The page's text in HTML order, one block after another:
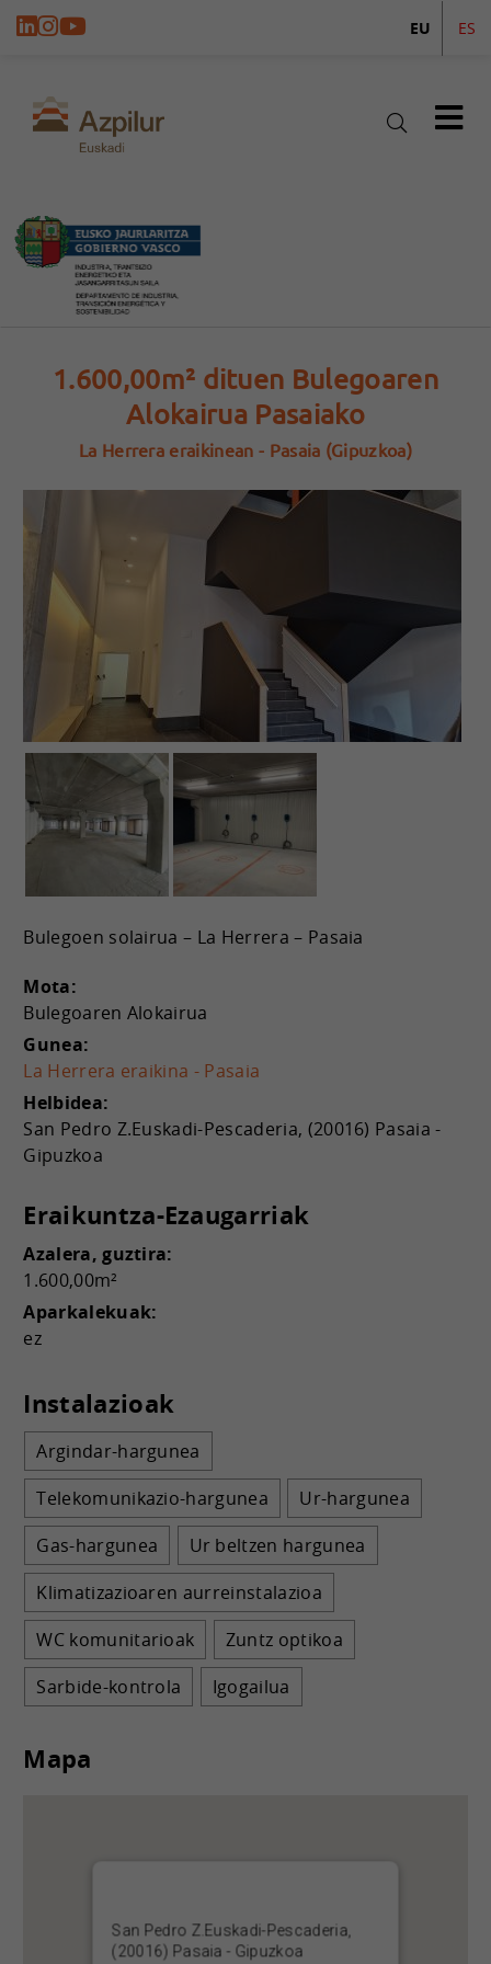
EU ES
1.600,00m² dituen Bulegoaren
Alokairua Pasaiako
La Herrera eraikinean - Pasaia (Gipuzkoa)
Bulegoen solairua – La Herrera – Pasaia
Mota:
Bulegoaren Alokairua
Gunea:
La Herrera eraikina - Pasaia
Helbidea:
San Pedro Z.Euskadi-Pescaderia, (20016) Pasaia -
Gipuzkoa
Eraikuntza-Ezaugarriak
Azalera, guztira:
1.600,00m²
Aparkalekuak:
ez
Instalazioak
Argindar-hargunea
Telekomunikazio-hargunea
Ur-hargunea
Gas-hargunea
Ur beltzen hargunea
Klimatizazioaren aurreinstalazioa
WC komunitarioak
Zuntz optikoa
Sarbide-kontrola
Igogailua
Mapa
San Pedro Z.Euskadi-Pescaderia,
(20016) Pasaia - Gipuzkoa